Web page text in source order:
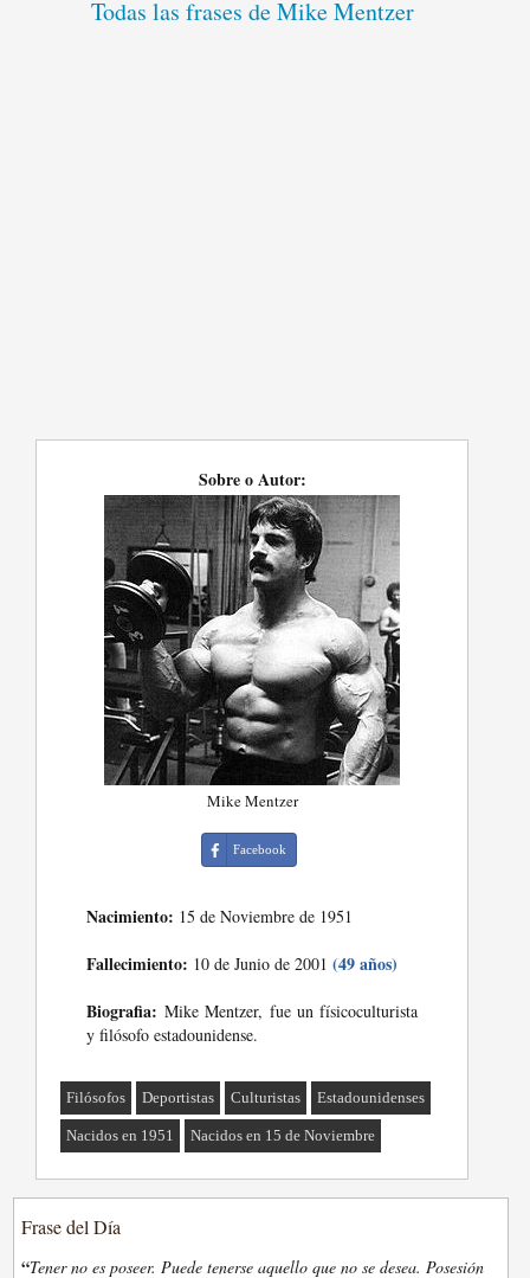
Todas las frases de Mike Mentzer
Sobre o Autor:
Mike Mentzer
Facebook
Nacimiento: 15 de Noviembre de 1951
Fallecimiento: 10 de Junio de 2001(49 años)
Biografia: Mike Mentzer, fue un físicoculturista
y filósofo estadounidense.
Filósofos Deportistas Culturistas Estadounidenses
Nacidos en 1951 Nacidos en 15 de Noviembre
Frase del Día
“Tener no es poseer. Puede tenerse aquello que no se desea. Posesión